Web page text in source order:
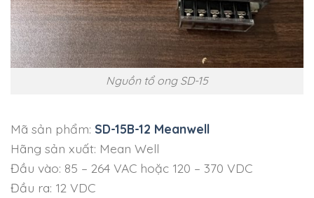
Nguồn tổ ong SD-15
Mã sản phẩm: SD-15B-12 Meanwell
Hãng sản xuất: Mean Well
Đầu vào: 85 – 264 VAC hoặc 120 – 370 VDC
Đầu ra: 12 VDC